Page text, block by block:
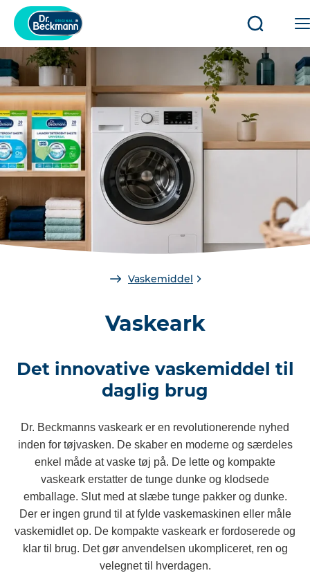
Åbn/luk
Vaskemiddel
Vaskeark
Det innovative vaskemiddel til
daglig brug
Dr. Beckmanns vaskeark er en revolutionerende nyhed
inden for tøjvasken. De skaber en moderne og særdeles
enkel måde at vaske tøj på. De lette og kompakte
vaskeark erstatter de tunge dunke og klodsede
emballage. Slut med at slæbe tunge pakker og dunke.
Der er ingen grund til at fylde vaskemaskinen eller måle
vaskemidlet op. De kompakte vaskeark er fordoserede og
klar til brug. Det gør anvendelsen ukompliceret, ren og
velegnet til hverdagen.